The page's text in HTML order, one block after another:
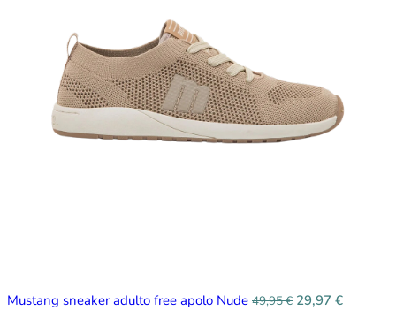
Mustang sneaker adulto free apolo Nude 49,95€ 29,97 €